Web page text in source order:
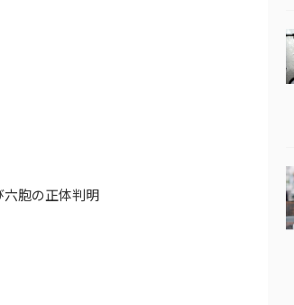
六胞の正体判明